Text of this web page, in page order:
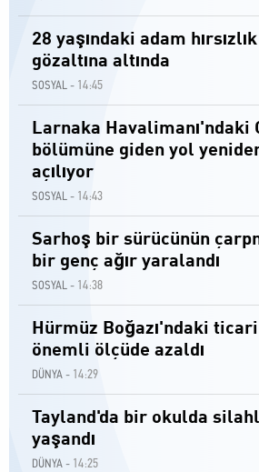
28 yaşındaki adam
gözaltına altında
SOSYAL - 14:45
Larnaka Havalimanı'ndaki
bölümüne giden yol
açılıyor
SOSYAL - 14:43
Sarhoş bir sürücünün
bir genç ağır yaralandı
SOSYAL - 14:38
Hürmüz Boğazı'ndaki
önemli ölçüde azaldı
DÜNYA - 14:29
Tayland'da bir okulda
yaşandı
DÜNYA - 14:25